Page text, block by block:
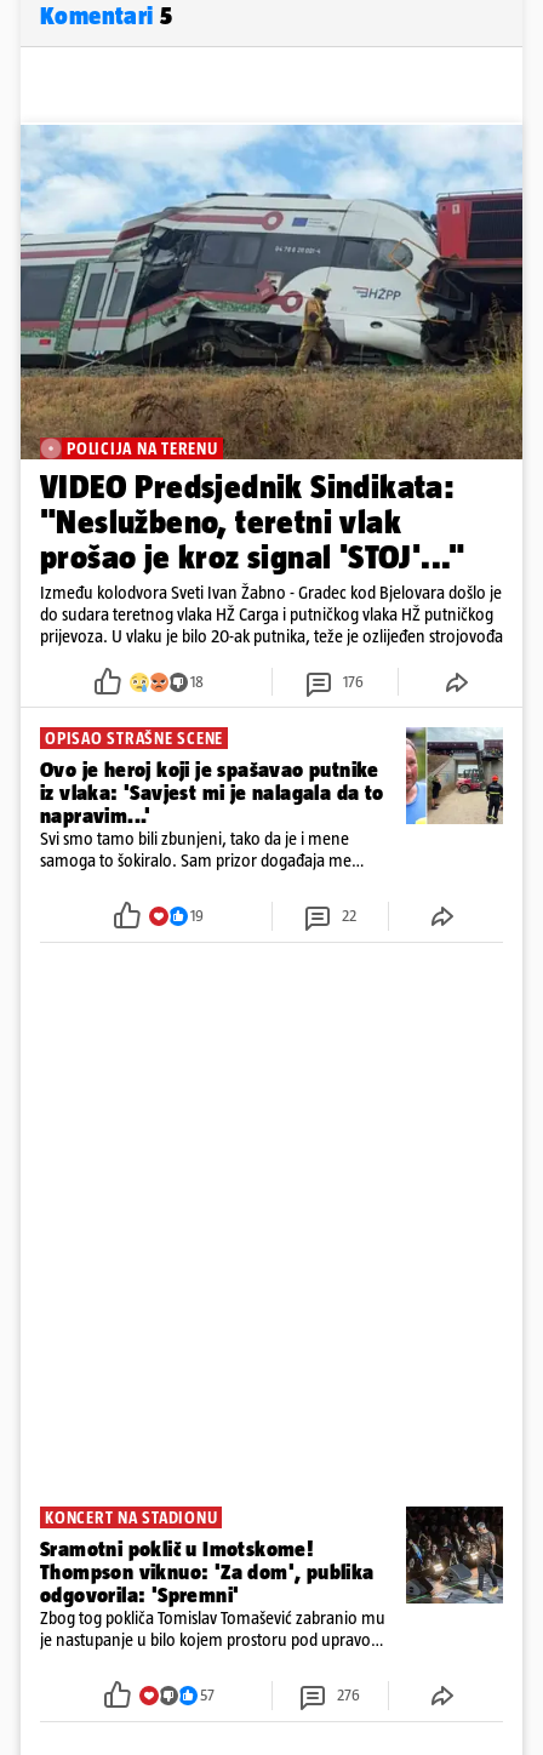
Komentari 5
POLICIJA NA TERENU
VIDEO Predsjednik Sindikata:
"Neslužbeno, teretni vlak
prošao je kroz signal 'STOJ'..."
Između kolodvora Sveti Ivan Žabno - Gradec kod Bjelovara došlo je
do sudara teretnog vlaka HŽ Carga i putničkog vlaka HŽ putničkog
prijevoza. U vlaku je bilo 20-ak putnika, teže je ozlijeđen strojovođa
18 176
OPISAO STRAŠNE SCENE
Ovo je heroj koji je spašavao putnike
iz vlaka: 'Savjest mi je nalagala da to
napravim...'
Svi smo tamo bili zbunjeni, tako da je i mene
samoga to šokiralo. Sam prizor događaja me
19 22
KONCERT NA STADIONU
Sramotni poklič u Imotskome!
Thompson viknuo: 'Za dom', publika
odgovorila: 'Spremni'
Zbog tog pokliča Tomislav Tomašević zabranio mu
je nastupanje u bilo kojem prostoru pod upravom
57 276